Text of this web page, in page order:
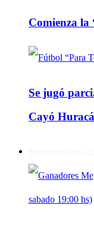
Comienza la
Se jugó
Cayó